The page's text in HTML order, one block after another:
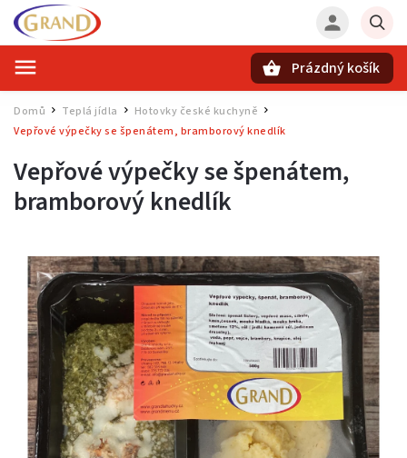
Prázdný košík
Domů / Teplá jídla Hotovky české kuchyně /
Vepřové výpečky se špenátem, bramborový knedlík
Vepřové výpečky se špenátem,
bramborový knedlík